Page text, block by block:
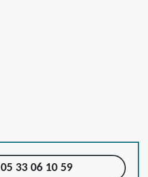
05 33 06 10 59